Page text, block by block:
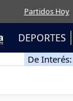
Partidos Hoy
DEPORTES
De Interés: